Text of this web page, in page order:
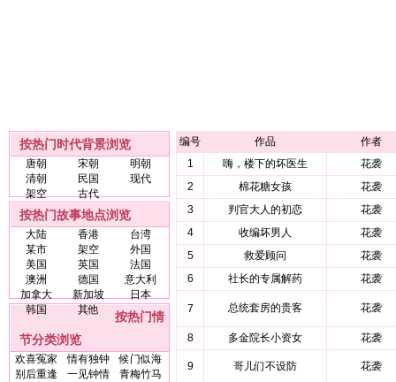
按热门时代背景浏览
唐朝 宋朝
明朝
清朝
民国
现代
架空
古代
按热门故事地点浏览
大陆 香港
台湾
某市
架空
外国
美国
英国
法国
澳洲
德国
意大利
加拿大
新加坡
日本
韩国
其他
按热门情
节分类浏览
欢喜冤家 情有独钟
候门似海
别后重逢
一见钟情
青梅竹马
编号 作品
作者
1
嗨，楼下的坏医生
花袭
2
棉花糖女孩
花袭
3
判官大人的初恋
花袭
4
收编坏男人
花袭
5
救爱顾问
花袭
6
社长的专属解药 花袭
7 总统套房的贵客 花袭
8 多金院长小资女 花袭
9 哥儿们不设防 花袭